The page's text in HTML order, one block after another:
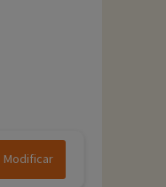
Modificar